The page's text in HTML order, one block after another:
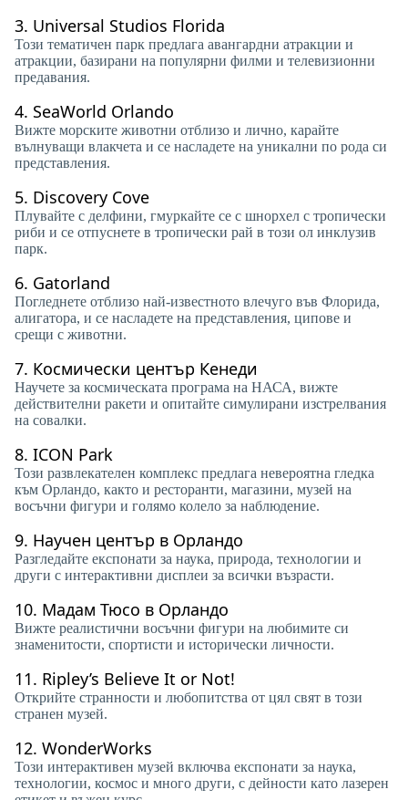
3. Universal Studios Florida
Този тематичен парк предлага авангардни атракции и
атракции, базирани на популярни филми и телевизионни
предавания.
4. SeaWorld Orlando
Вижте морските животни отблизо и лично, карайте
вълнуващи влакчета и се насладете на уникални по рода си
представления.
5. Discovery Cove
Плувайте с делфини, гмуркайте се с шнорхел с тропически
риби и се отпуснете в тропически рай в този ол инклузив
парк.
6. Gatorland
Погледнете отблизо най-известното влечуго във Флорида,
алигатора, и се насладете на представления, ципове и
срещи с животни.
7. Космически център Кенеди
Научете за космическата програма на НАСА, вижте
действителни ракети и опитайте симулирани изстрелвания
на совалки.
8. ICON Park
Този развлекателен комплекс предлага невероятна гледка
към Орландо, както и ресторанти, магазини, музей на
восъчни фигури и голямо колело за наблюдение.
9. Научен център в Орландо
Разгледайте експонати за наука, природа, технологии и
други с интерактивни дисплеи за всички възрасти.
10. Мадам Тюсо в Орландо
Вижте реалистични восъчни фигури на любимите си
знаменитости, спортисти и исторически личности.
11. Ripley’s Believe It or Not!
Открийте странности и любопитства от цял ​​свят в този
странен музей.
12. WonderWorks
Този интерактивен музей включва експонати за наука,
технологии, космос и много други, с дейности като лазерен